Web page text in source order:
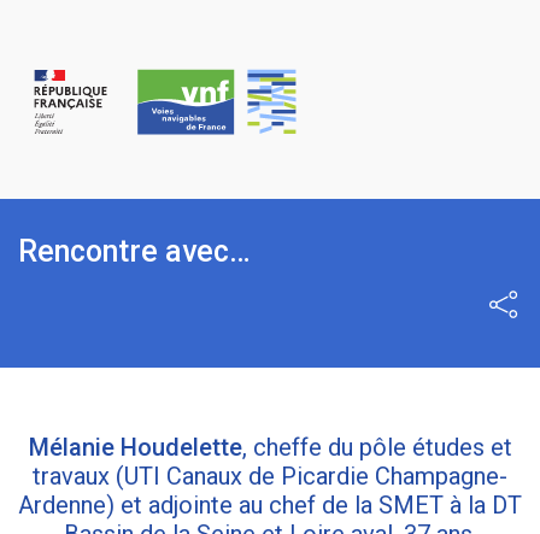
Rencontre avec…
Mélanie Houdelette, cheffe du pôle études et
travaux (UTI Canaux de Picardie Champagne-
Ardenne) et adjointe au chef de la SMET à la DT